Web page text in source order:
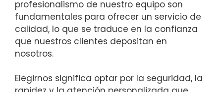
profesionalismo de nuestro equipo son
fundamentales para ofrecer un servicio de
calidad, lo que se traduce en la confianza
que nuestros clientes depositan en
nosotros.
Elegirnos significa optar por la seguridad, la